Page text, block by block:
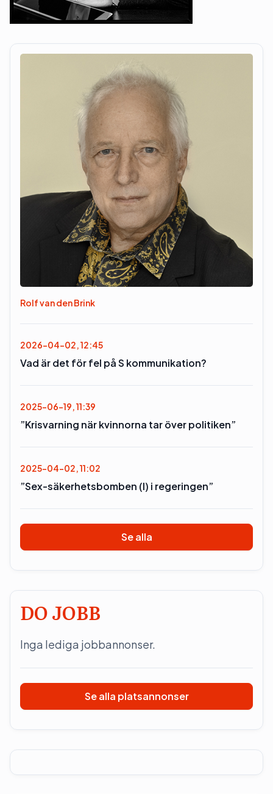
Rolf van den Brink
2026-04-02, 12:45
Vad är det för fel på S kommunikation?
2025-06-19, 11:39
”Krisvarning när kvinnorna tar över politiken”
2025-04-02, 11:02
”Sex-säkerhetsbomben (l) i regeringen”
Se alla
DO JOBB
Inga lediga jobbannonser.
Se alla platsannonser